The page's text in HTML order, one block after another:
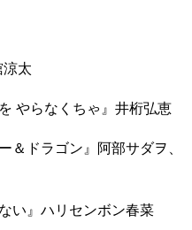
太
やらなくちゃ』井桁弘恵
＆ドラゴン』阿部サダヲ、
い』ハリセンボン春菜